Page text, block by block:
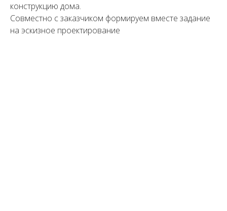
конструкцию дома.
Совместно с заказчиком формируем вместе задание
на эскизное проектирование